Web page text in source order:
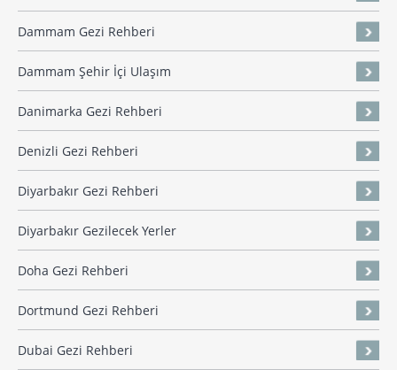
Dammam Gezi Rehberi
Dammam Şehir İçi Ulaşım
Danimarka Gezi Rehberi
Denizli Gezi Rehberi
Diyarbakır Gezi Rehberi
Diyarbakır Gezilecek Yerler
Doha Gezi Rehberi
Dortmund Gezi Rehberi
Dubai Gezi Rehberi